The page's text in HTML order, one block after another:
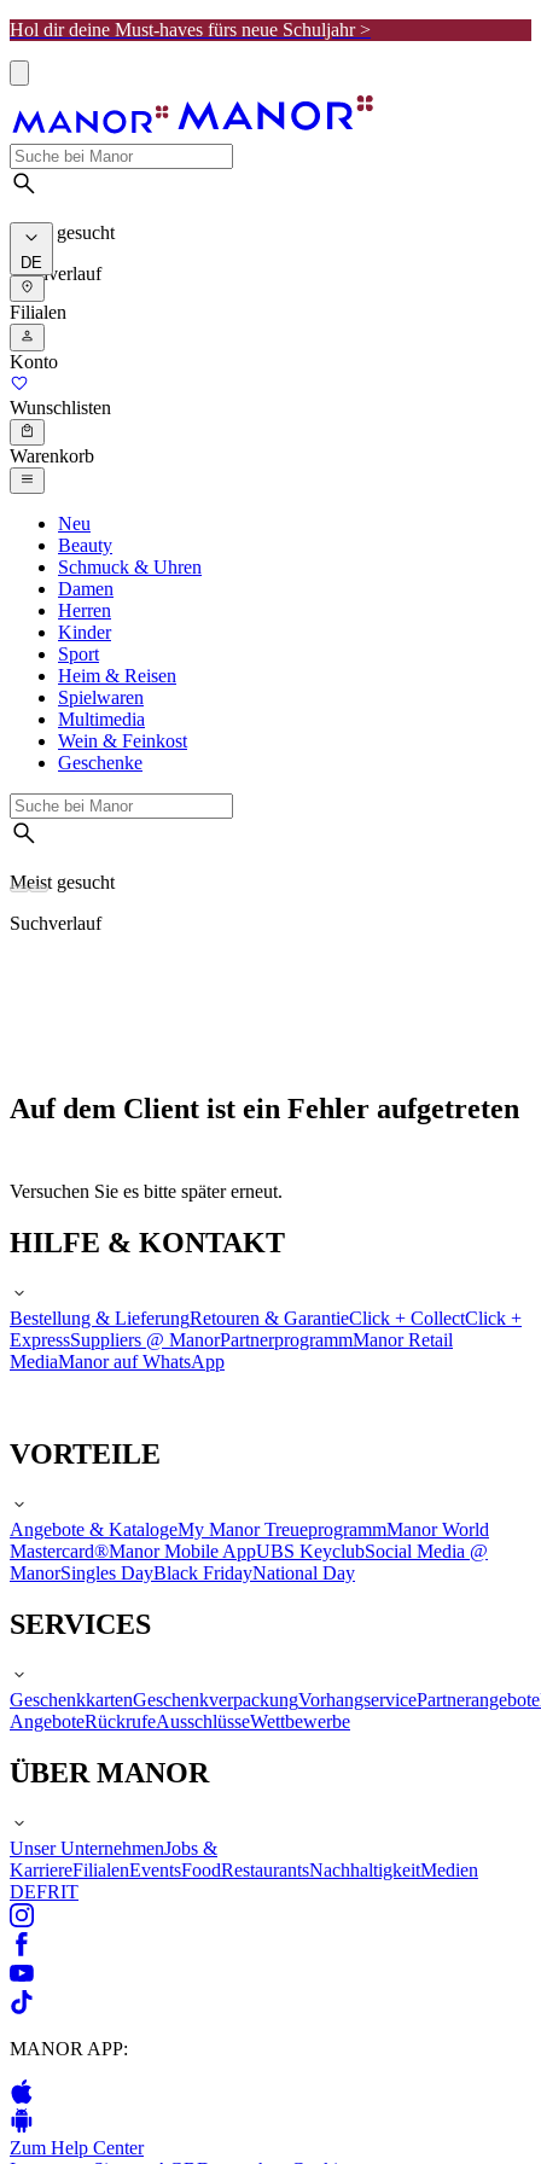
Hol dir deine Must-haves fürs neue Schuljahr >
Meist gesucht
Suchverlauf
DE
Filialen
Konto
Wunschlisten
Warenkorb
Neu
Beauty
Schmuck & Uhren
Damen
Herren
Kinder
Sport
Heim & Reisen
Spielwaren
Multimedia
Wein & Feinkost
Geschenke
Meist gesucht
Suchverlauf
Auf dem Client ist ein Fehler aufgetreten
Versuchen Sie es bitte später erneut.
HILFE & KONTAKT
Bestellung & LieferungRetouren & GarantieClick + CollectClick +
ExpressSuppliers @ ManorPartnerprogrammManor Retail
MediaManor auf WhatsApp
VORTEILE
Angebote & KatalogeMy Manor TreueprogrammManor World
Mastercard®Manor Mobile AppUBS KeyclubSocial Media @
ManorSingles DayBlack FridayNational Day
SERVICES
GeschenkkartenGeschenkverpackungVorhangservicePartnerangebote
AngeboteRückrufeAusschlüsseWettbewerbe
ÜBER MANOR
Unser UnternehmenJobs &
KarriereFilialenEventsFoodRestaurantsNachhaltigkeitMedien
DEFRIT
MANOR APP:
Zum Help Center